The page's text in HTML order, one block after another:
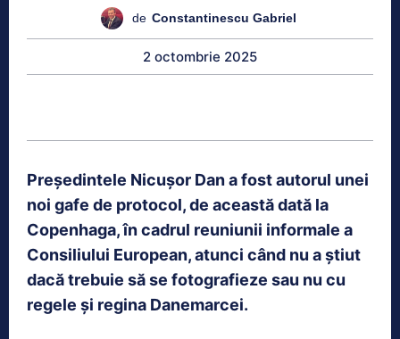
de Constantinescu Gabriel
2 octombrie 2025
Președintele Nicușor Dan a fost autorul unei
noi gafe de protocol, de această dată la
Copenhaga, în cadrul reuniunii informale a
Consiliului European, atunci când nu a știut
dacă trebuie să se fotografieze sau nu cu
regele și regina Danemarcei.